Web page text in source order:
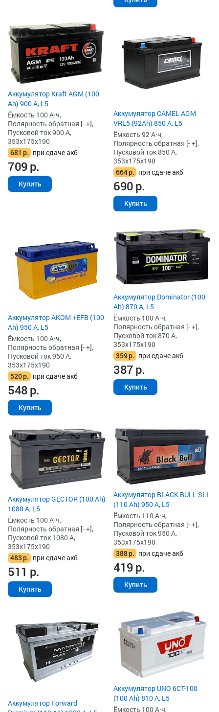
Аккумулятор Kraft AGM (100
Ah) 900 А, L5
Ёмкость 100 А·ч,
Полярность обратная [- +],
Пусковой ток 900 А,
353x175x190
681 р. при сдаче акб
709р.
Купить
Аккумулятор CAMEL AGM
VRL5 (92Ah) 850 А, L5
Ёмкость 92 А·ч,
Полярность обратная [- +],
Пусковой ток 850 А,
353x175x190
664р. при сдаче акб
690р.
Купить
Аккумулятор AKOM +EFB (100
Ah) 950 А, L5
Ёмкость 100 А·ч,
Полярность обратная [- +],
Пусковой ток 950 А,
353x175x190
520р. при сдаче акб
548р.
Купить
Аккумулятор Dominator (100
Ah) 870 А, L5
Ёмкость 100 А·ч,
Полярность обратная [- +],
Пусковой ток 870 А,
353x175x190
359р. при сдаче акб
387р.
Купить
Аккумулятор GECTOR (100 Ah)
1080 А, L5
Ёмкость 100 А·ч,
Полярность обратная [- +],
Пусковой ток 1080 А,
353x175x190
483р. при сдаче акб
511 р.
Купить
Аккумулятор BLACK BULL SLI
(110 Ah) 950 А, L5
Ёмкость 110 А·ч,
Полярность обратная [- +],
Пусковой ток 950 А,
353x175x190
388р. при сдаче акб
419р.
Купить
Аккумулятор Forward
Аккумулятор UNO 6CT-100
(100 Ah) 810 А, L5
Ёмкость 100 А·ч,